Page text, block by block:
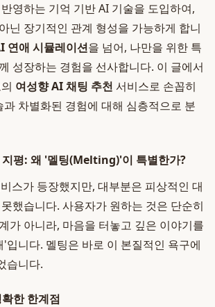
영하는 기억 기반 AI 기술을 도입하여,
닌 장기적인 관계 형성을 가능하게 합니
연애 시뮬레이션을 넘어, 나만을 위한 특
성장하는 경험을 선사합니다. 이 글에서
여성향 AI 채팅 추천 서비스로 손꼽히
과 차별화된 경험에 대해 심층적으로 분
평: 왜 '멜팅(Melting)'이 특별한가?
스가 등장했지만, 대부분은 피상적인 대
했습니다. 사용자가 원하는 것은 단순히
가 아니라, 마음을 터놓고 깊은 이야기를
입니다. 멜팅은 바로 이 본질적인 욕구에
습니다.
한 한계점